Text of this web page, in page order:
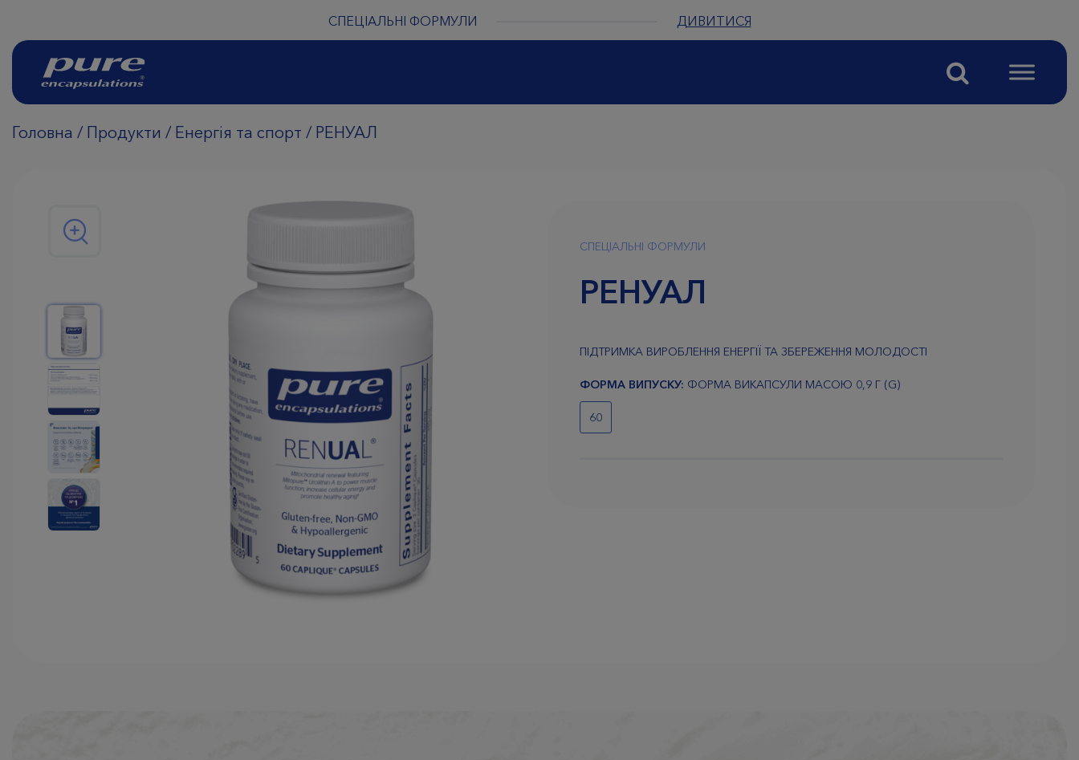
СПЕЦІАЛЬНІ ФОРМУЛИ ДИВИТИСЯ
Головна / Продукти / Енергія та спорт / РЕНУАЛ
СПЕЦІАЛЬНІ ФОРМУЛИ
РЕНУАЛ
ПІДТРИМКА ВИРОБЛЕННЯ ЕНЕРГІЇ ТА ЗБЕРЕЖЕННЯ МОЛОДОСТІ
ФОРМА ВИПУСКУ: ФОРМА ВИКАПСУЛИ МАСОЮ 0,9 Г (G)
60